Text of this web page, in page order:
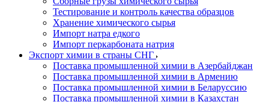
Тестирование и контроль качества образцов
Хранение химического сырья
Импорт натра едкого
Импорт перкарбоната натрия
Экспорт химии в страны СНГ
Поставка промышленной химии в Азербайджан
Поставка промышленной химии в Армению
Поставка промышленной химии в Беларуссию
Поставка промышленной химии в Казахстан